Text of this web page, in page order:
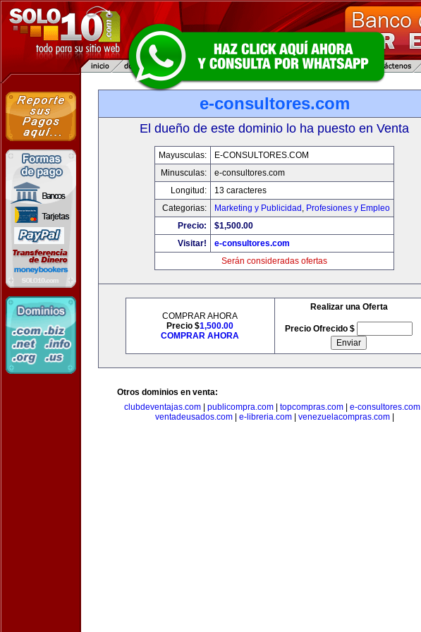
e-consultores.com
El dueño de este dominio lo ha puesto en Venta
Mayusculas:
E-CONSULTORES.COM
Minusculas:
e-consultores.com
Longitud:
13 caracteres
Categorias:
Marketing y Publicidad , Profesiones y Empleo
Precio:
$1,500.00
Visitar!
e-consultores.com
Serán consideradas ofertas
COMPRAR AHORA
Precio $1,500.00
COMPRAR AHORA
Realizar una Oferta
Precio Ofrecido $
Otros dominios en venta:
clubdeventajas.com
publicompra.com topcompras.com e-consultores.com
ventadeusados.com| e-libreria.com| venezuelacompras.com|